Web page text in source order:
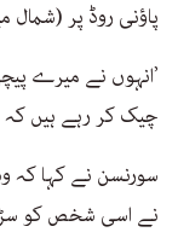
پاؤنی روڈ پر
’انہوں نے میرے
چیک کر رہے ہیں کہ
سورنسن نے کہا کہ
نے اسی شخص کو سڑک